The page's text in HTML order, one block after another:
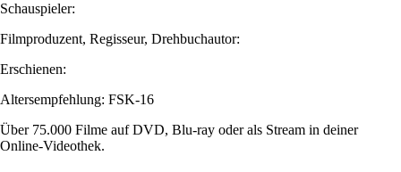
Schauspieler:
Filmproduzent, Regisseur, Drehbuchautor:
Erschienen:
Altersempfehlung: FSK-16
Über 75.000 Filme auf DVD, Blu-ray oder als Stream in deiner
Online-Videothek.